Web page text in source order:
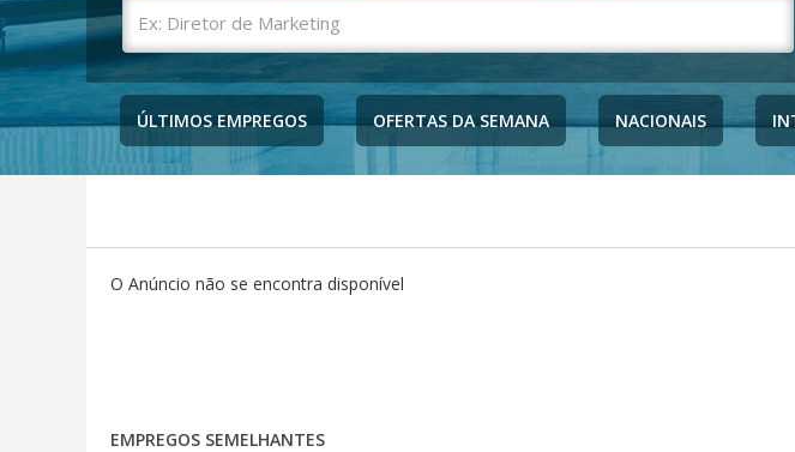
Diretor
de
ÚLTIMOS EMPREGOS
OFERTAS DA SEMANA NACIONAIS
O Anúncio não se encontra disponível
EMPREGOS SEMELHANTES